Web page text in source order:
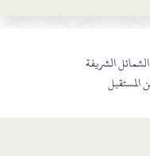
الشمائل الشريفة